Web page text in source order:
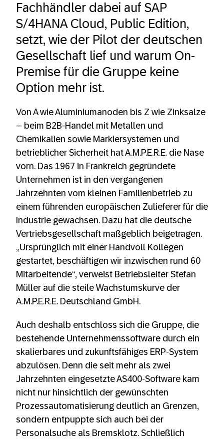
GROW with SAP eröffnet neue
Möglichkeiten für den Mittelstand
Praxistipps: Was Mittelständler beim
Umstieg auf SAP S/4HANA Cloud
beachten sollten
mehr Resilienz und Nachhaltigkeit in der
Lieferkette sorgen
Podcast: Warum sich FINN als Start-up
A.M.P.E.R.E. vollzieht technologischen
Quantensprung in die Cloud
SABO-Maschinenfabrik GmbH: Wenn
der Standard den Weg in die Zukunft
weist
fischer Group geht mit RISE with SAP
weltweit in die Cloud
IT-Dienstleister GFT migriert sein ERP-
Resch Maschinenbau richtet
Fertigungsplanung mit SAP S/4HANA
neu aus
Warum sich die Cloud für den
deutschen Mittelstand lohnt
PFEIFER läutet mit Transformation as a
Service den Beginn einer neuen Ära ein
Fachhändler dabei auf SAP
S/4HANA Cloud, Public Edition,
setzt, wie der Pilot der deutschen
Gesellschaft lief und warum On-
Premise für die Gruppe keine
Option mehr ist.
Von A wie Aluminiumanoden bis Z wie Zinksalze
– beim B2B-Handel mit Metallen und
Chemikalien sowie Markiersystemen und
betrieblicher Sicherheit hat A.M.P.E.R.E. die Nase
vorn. Das 1967 in Frankreich gegründete
Unternehmen ist in den vergangenen
Jahrzehnten vom kleinen Familienbetrieb zu
einem führenden europäischen Zulieferer für die
Industrie gewachsen. Dazu hat die deutsche
Vertriebsgesellschaft maßgeblich beigetragen.
„Ursprünglich mit einer Handvoll Kollegen
gestartet, beschäftigen wir inzwischen rund 60
Mitarbeitende“, verweist Betriebsleiter Stefan
Müller auf die steile Wachstumskurve der
A.M.P.E.R.E. Deutschland GmbH.
Auch deshalb entschloss sich die Gruppe, die
bestehende Unternehmenssoftware durch ein
skalierbares und zukunftsfähiges ERP-System
abzulösen. Denn die seit mehr als zwei
Jahrzehnten eingesetzte AS400-Software kam
nicht nur hinsichtlich der gewünschten
Prozessautomatisierung deutlich an Grenzen,
sondern entpuppte sich auch bei der
Personalsuche als Bremsklotz. Schließlich